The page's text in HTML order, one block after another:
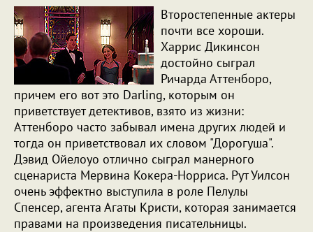
Второстепенные актеры
почти все хороши.
Харрис Дикинсон
достойно сыграл
Ричарда Аттенборо,
причем его вот это Darling, которым он
приветствует детективов, взято из жизни:
Аттенборо часто забывал имена других людей и
тогда он приветствовал их словом "Дорогуша".
Дэвид Ойелоуо отлично сыграл манерного
сценариста Мервина Кокера-Норриса. Рут Уилсон
очень эффектно выступила в роле Пелулы
Спенсер, агента Агаты Кристи, которая занимается
правами на произведения писательницы.